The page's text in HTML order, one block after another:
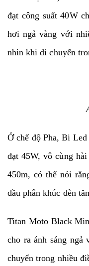
đạt công suất 40W
hơi ngả vàng với
nhìn khi di chuyển
Ở chế độ Pha, Bi
đạt 45W, vô cùng
450m, có thể nói
đầu phân khúc đèn
Titan Moto Black
cho ra ánh sáng ngả
chuyển trong nhiều